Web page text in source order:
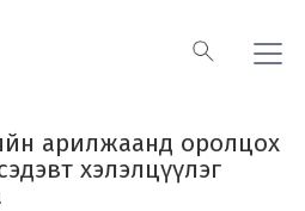
арилжаанд оролцох
хэлэлцүүлэг